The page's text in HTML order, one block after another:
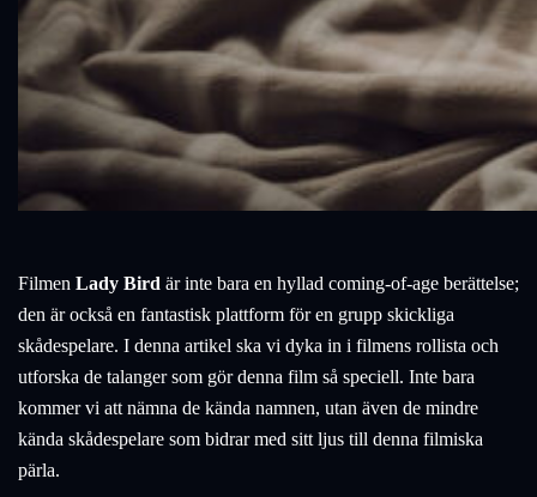
Filmen Lady Bird är inte bara en hyllad coming-of-age berättelse;
den är också en fantastisk plattform för en grupp skickliga
skådespelare. I denna artikel ska vi dyka in i filmens rollista och
utforska de talanger som gör denna film så speciell. Inte bara
kommer vi att nämna de kända namnen, utan även de mindre
kända skådespelare som bidrar med sitt ljus till denna filmiska
pärla.